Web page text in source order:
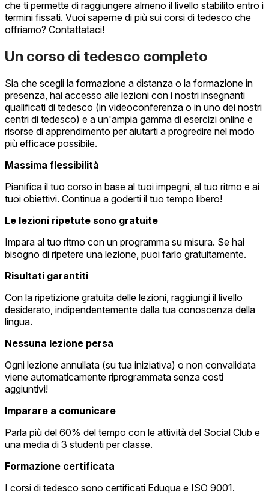
che ti permette di raggiungere almeno il livello stabilito entro i
termini fissati. Vuoi saperne di più sui corsi di tedesco che
offriamo? Contattataci!
Un corso di tedesco completo
Sia che scegli la formazione a distanza o la formazione in
presenza, hai accesso alle lezioni con i nostri insegnanti
qualificati di tedesco (in videoconferenza o in uno dei nostri
centri di tedesco) e a un'ampia gamma di esercizi online e
risorse di apprendimento per aiutarti a progredire nel modo
più efficace possibile.
Massima flessibilità
Pianifica il tuo corso in base al tuoi impegni, al tuo ritmo e ai
tuoi obiettivi. Continua a goderti il tuo tempo libero!
Le lezioni ripetute sono gratuite
Impara al tuo ritmo con un programma su misura. Se hai
bisogno di ripetere una lezione, puoi farlo gratuitamente.
Risultati garantiti
Con la ripetizione gratuita delle lezioni, raggiungi il livello
desiderato, indipendentemente dalla tua conoscenza della
lingua.
Nessuna lezione persa
Ogni lezione annullata (su tua iniziativa) o non convalidata
viene automaticamente riprogrammata senza costi
aggiuntivi!
Imparare a comunicare
Parla più del 60% del tempo con le attività del Social Club e
una media di 3 studenti per classe.
Formazione certificata
I corsi di tedesco sono certificati Eduqua e ISO 9001.